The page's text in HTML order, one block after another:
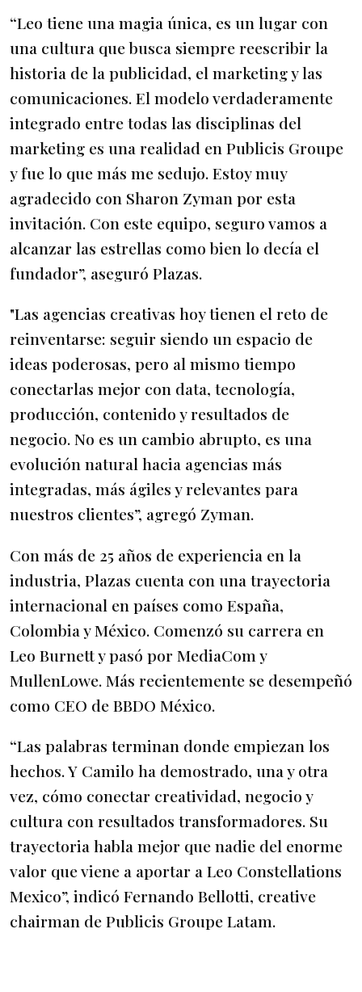
“Leo tiene una magia única, es un lugar con
una cultura que busca siempre reescribir la
historia de la publicidad, el marketing y las
comunicaciones. El modelo verdaderamente
integrado entre todas las disciplinas del
marketing es una realidad en Publicis Groupe
y fue lo que más me sedujo. Estoy muy
agradecido con Sharon Zyman por esta
invitación. Con este equipo, seguro vamos a
alcanzar las estrellas como bien lo decía el
fundador”, aseguró Plazas.
"Las agencias creativas hoy tienen el reto de
reinventarse: seguir siendo un espacio de
ideas poderosas, pero al mismo tiempo
conectarlas mejor con data, tecnología,
producción, contenido y resultados de
negocio. No es un cambio abrupto, es una
evolución natural hacia agencias más
integradas, más ágiles y relevantes para
nuestros clientes”, agregó Zyman.
Con más de 25 años de experiencia en la
industria, Plazas cuenta con una trayectoria
internacional en países como España,
Colombia y México. Comenzó su carrera en
Leo Burnett y pasó por MediaCom y
MullenLowe. Más recientemente se desempeñó
como CEO de BBDO México.
“Las palabras terminan donde empiezan los
hechos. Y Camilo ha demostrado, una y otra
vez, cómo conectar creatividad, negocio y
cultura con resultados transformadores. Su
trayectoria habla mejor que nadie del enorme
valor que viene a aportar a Leo Constellations
Mexico”, indicó Fernando Bellotti, creative
chairman de Publicis Groupe Latam.